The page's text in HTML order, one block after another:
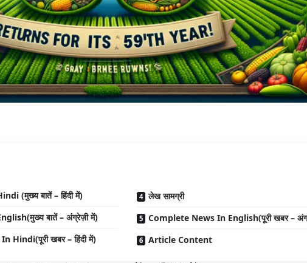
(मुख्य बातें – हिंदी में)
बातें – अंग्रेज़ी में)
Hindi(पूरी खबर – हिंदी में)
लेख सामग्री
Complete News In English(पूरी खबर –
Article Content